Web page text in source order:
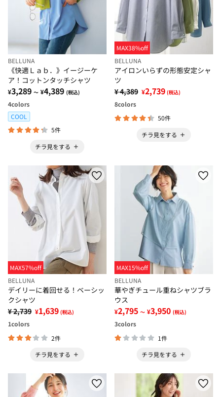
BELLUNA
《快適Ｌａｂ．》イージーケ
ア！コットンタッチシャツ
¥3,289 ～ ¥4,389 (税込)
4colors
COOL
5件
チラ見をする
MAX38%off
BELLUNA
アイロンいらずの形態安定シャ
ツ
¥ 4,389 ¥2,739 (税込)
8colors
50件
チラ見をする
MAX57%off
BELLUNA
デイリーに着回せる！ベーシッ
クシャツ
¥ 2,739 ¥1,639 (税込)
1colors
2件
チラ見をする
MAX15%off
BELLUNA
華やぎチュール重ねシャツブラ
ウス
¥2,795 ～ ¥3,950 (税込)
3colors
1件
チラ見をする